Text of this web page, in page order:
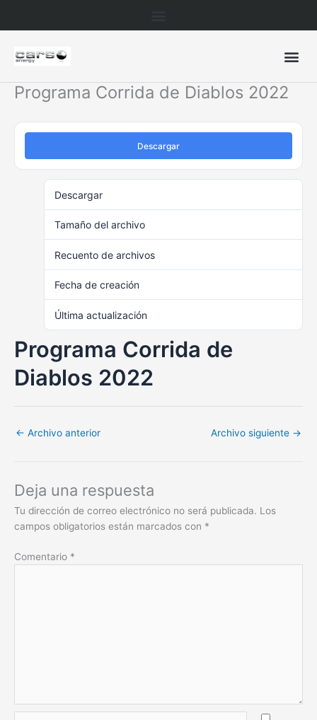
Programa Corrida de Diablos 2022
Descargar
Descargar
Tamaño del archivo
Recuento de archivos
Fecha de creación
Última actualización
Programa Corrida de
Diablos 2022
← Archivo anterior Archivo siguiente →
Deja una respuesta
Tu dirección de correo electrónico no será publicada. Los
campos obligatorios están marcados con *
Comentario *